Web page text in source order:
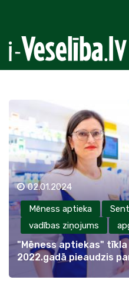
02.01.2024
Mēness aptieka
vadības ziņojums
"Mēness aptiekas"
2022.gadā pieaudzis